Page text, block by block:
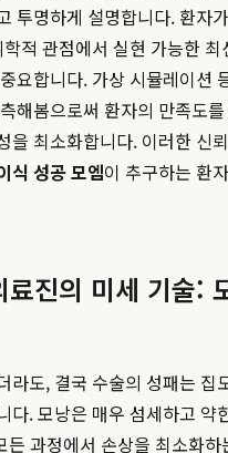
투명하게 설명합니다. 환자
적 관점에서 실현 가능한 최
요합니다. 가상 시뮬레이션
해봄으로써 환자의 만족도
을 최소화합니다. 이러한 신
식 성공 모엠이 추구하는 환
진의 미세 기술:
라도, 결국 수술의 성패는 집
다. 모낭은 매우 섬세하고 약
든 과정에서 손상을 최소화